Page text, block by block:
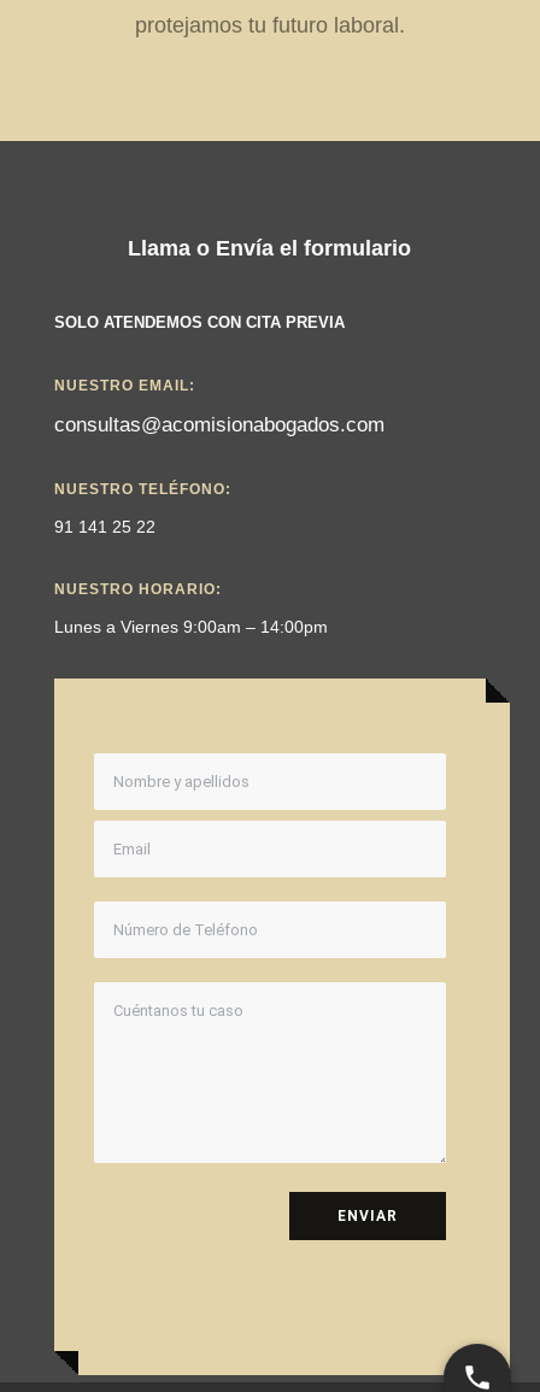
protejamos tu futuro laboral.
Llama o Envía el formulario
SOLO ATENDEMOS CON CITA PREVIA
NUESTRO EMAIL:
consultas@acomisionabogados.com
NUESTRO TELÉFONO:
91 141 25 22
NUESTRO HORARIO:
Lunes a Viernes 9:00am – 14:00pm
ENVIAR